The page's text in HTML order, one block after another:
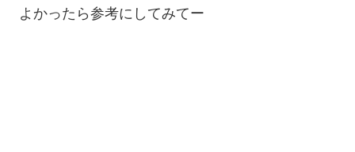
よかったら参考にしてみてー